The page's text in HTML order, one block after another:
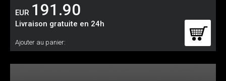
EUR 191.90
Livraison gratuite en 24h
Ajouter au panier: